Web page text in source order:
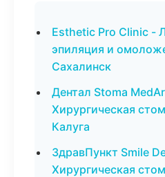
Esthetic Pro Clinic -
эпиляция и
Сахалинск
Дентал Stoma
Хирургическая
Калуга
ЗдравПункт Smile
Хирургическая